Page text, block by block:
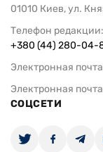
01010 Киев, ул.
Телефон редакции:
+380 (44) 280-04-
Электронная
Электронная
СОЦСЕТИ